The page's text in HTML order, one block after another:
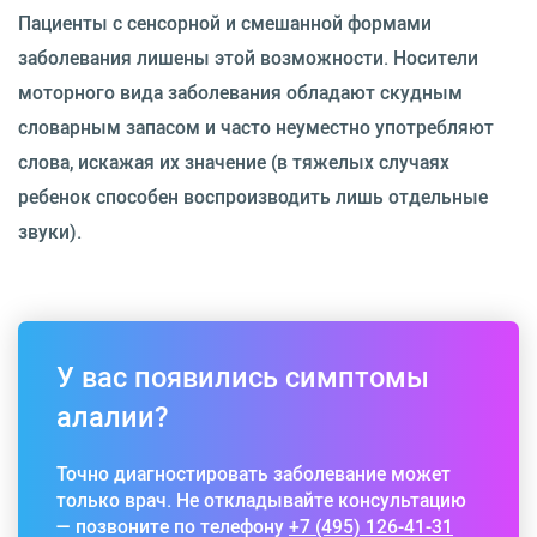
Пациенты с сенсорной и смешанной формами
заболевания лишены этой возможности. Носители
моторного вида заболевания обладают скудным
словарным запасом и часто неуместно употребляют
слова, искажая их значение (в тяжелых случаях
ребенок способен воспроизводить лишь отдельные
звуки).
У вас появились симптомы
алалии?
Точно диагностировать заболевание может
только врач. Не откладывайте консультацию
— позвоните по телефону+7 (495) 126-41-31